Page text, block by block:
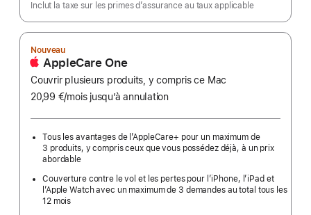
Inclut la taxe sur les primes d’assurance au taux applicable
Nouveau
AppleCare One
Couvrir plusieurs produits, y compris ce Mac
20,99 €/moispar
jusqu’à annulation
Tous les avantages de l’AppleCare+ pour un maximum de
3 produits, y compris ceux que vous possédez déjà, à un prix
abordable
Couverture contre le vol et les pertes pour l’iPhone, l’iPad et
l’Apple Watch avec un maximum de 3 demandes au total tous les
12 mois